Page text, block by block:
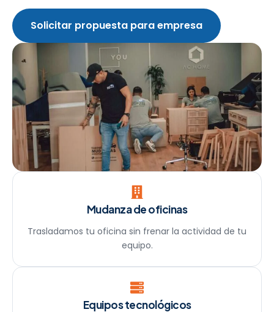
Solicitar propuesta para empresa
Mudanza de oficinas
Trasladamos tu oficina sin frenar la actividad de tu
equipo.
Equipos tecnológicos